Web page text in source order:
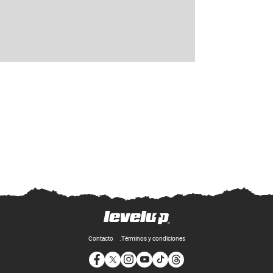
Contacto Términos y condiciones
Opens in new window
Opens in new window
Opens in new window
Opens in new window
Opens in new window
Opens in new window